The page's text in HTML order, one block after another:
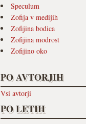
Speculum
Zofija v medijih
Zofijina bodica
Zofijina modrost
Zofijino oko
PO AVTORJIH
Vsi avtorji
PO LETIH